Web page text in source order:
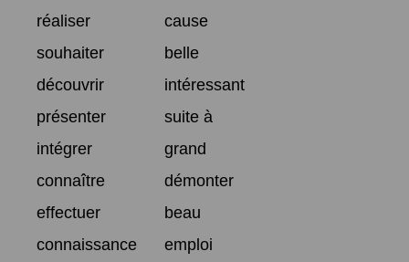
réaliser
cause
souhaiter
belle
découvrir
intéressant
présenter
suite à
intégrer
grand
connaître
démonter
effectuer
beau
connaissance
emploi